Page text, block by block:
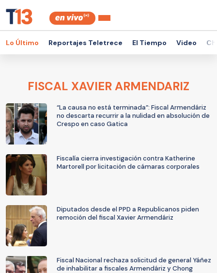
Lo Último Reportajes Teletrece El Tiempo Video
FISCAL XAVIER ARMENDARIZ
“La causa no está terminada”: Fiscal Armendáriz
no descarta recurrir a la nulidad en absolución de
Crespo en caso Gatica
Fiscalía cierra investigación contra Katherine
Martorell por licitación de cámaras corporales
Diputados desde el PPD a Republicanos piden
remoción del fiscal Xavier Armendáriz
Fiscal Nacional rechaza solicitud de general Yáñez
de inhabilitar a fiscales Armendáriz y Chong